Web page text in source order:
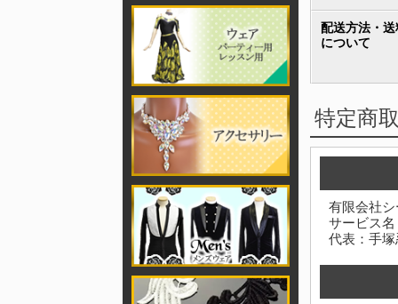
配送方法・送
について
特定商
有限会社シ
サービス
代表：手塚